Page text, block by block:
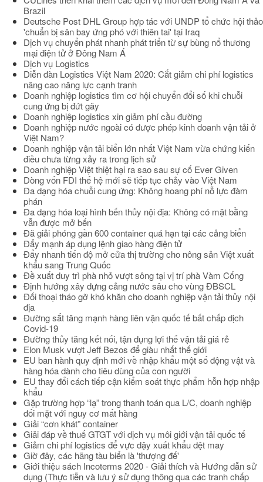
Brazil
Deutsche Post DHL Group hợp tác với UNDP tổ chức hội thảo
'chuẩn bị sân bay ứng phó với thiên tai' tại Iraq
Dịch vụ chuyển phát nhanh phát triển từ sự bùng nổ thương
mại điện tử ở Đông Nam Á
Dịch vụ Logistics
Diễn đàn Logistics Việt Nam 2020: Cắt giảm chi phí logistics
nâng cao năng lực cạnh tranh
Doanh nghiệp logistics tìm cơ hội chuyển đổi số khi chuỗi
cung ứng bị đứt gãy
Doanh nghiệp logistics xin giảm phí cầu đường
Doanh nghiệp nước ngoài có được phép kinh doanh vận tải ở
Việt Nam?
Doanh nghiệp vận tải biển lớn nhất Việt Nam vừa chứng kiến
điều chưa từng xảy ra trong lịch sử
Doanh nghiệp Việt thiệt hại ra sao sau sự cố Ever Given
Dòng vốn FDI thế hệ mới sẽ tiếp tục chảy vào Việt Nam
Đa dạng hóa chuỗi cung ứng: Không hoang phí nỗ lực đàm
phán
Đa dạng hóa loại hình bến thủy nội địa: Không có mặt bằng
vẫn được mở bến
Đã giải phóng gần 600 container quá hạn tại các cảng biển
Đẩy mạnh áp dụng lệnh giao hàng điện tử
Đẩy nhanh tiến độ mở cửa thị trường cho nông sản Việt xuất
khẩu sang Trung Quốc
Đề xuất duy trì phà nhỏ vượt sông tại vị trí phà Vàm Cống
Định hướng xây dựng cảng nước sâu cho vùng ĐBSCL
Đối thoại tháo gỡ khó khăn cho doanh nghiệp vận tải thủy nội
địa
Đường sắt tăng mạnh hàng liên vận quốc tế bất chấp dịch
Covid-19
Đường thủy tăng kết nối, tận dụng lợi thế vận tải giá rẻ
Elon Musk vượt Jeff Bezos để giàu nhất thế giới
EU ban hành quy định mới về nhập khẩu một số động vật và
hàng hóa dành cho tiêu dùng của con người
EU thay đổi cách tiếp cận kiểm soát thực phẩm hỗn hợp nhập
khẩu
Gặp trường hợp “lạ” trong thanh toán qua L/C, doanh nghiệp
đối mặt với nguy cơ mất hàng
Giải “cơn khát” container
Giải đáp về thuế GTGT với dịch vụ môi giới vận tải quốc tế
Giảm chi phí logistics để vực dậy xuất khẩu dệt may
Giờ đây, các hãng tàu biển là 'thượng đế'
Giới thiệu sách Incoterms 2020 - Giải thích và Hướng dẫn sử
dụng (Thực tiễn và lưu ý sử dụng thông qua các tranh chấp